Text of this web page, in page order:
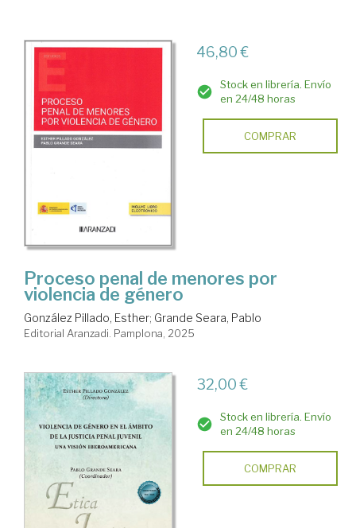
46,80 €
Stock en librería. Envío
en 24/48 horas
COMPRAR
Proceso penal de menores por
violencia de género
González Pillado, Esther; Grande Seara, Pablo
Editorial Aranzadi. Pamplona, 2025
32,00 €
Stock en librería. Envío
en 24/48 horas
COMPRAR